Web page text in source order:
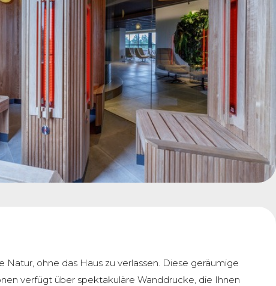
Natur, ohne das Haus zu verlassen. Diese geräumige
verfügt über spektakuläre Wanddrucke, die Ihnen